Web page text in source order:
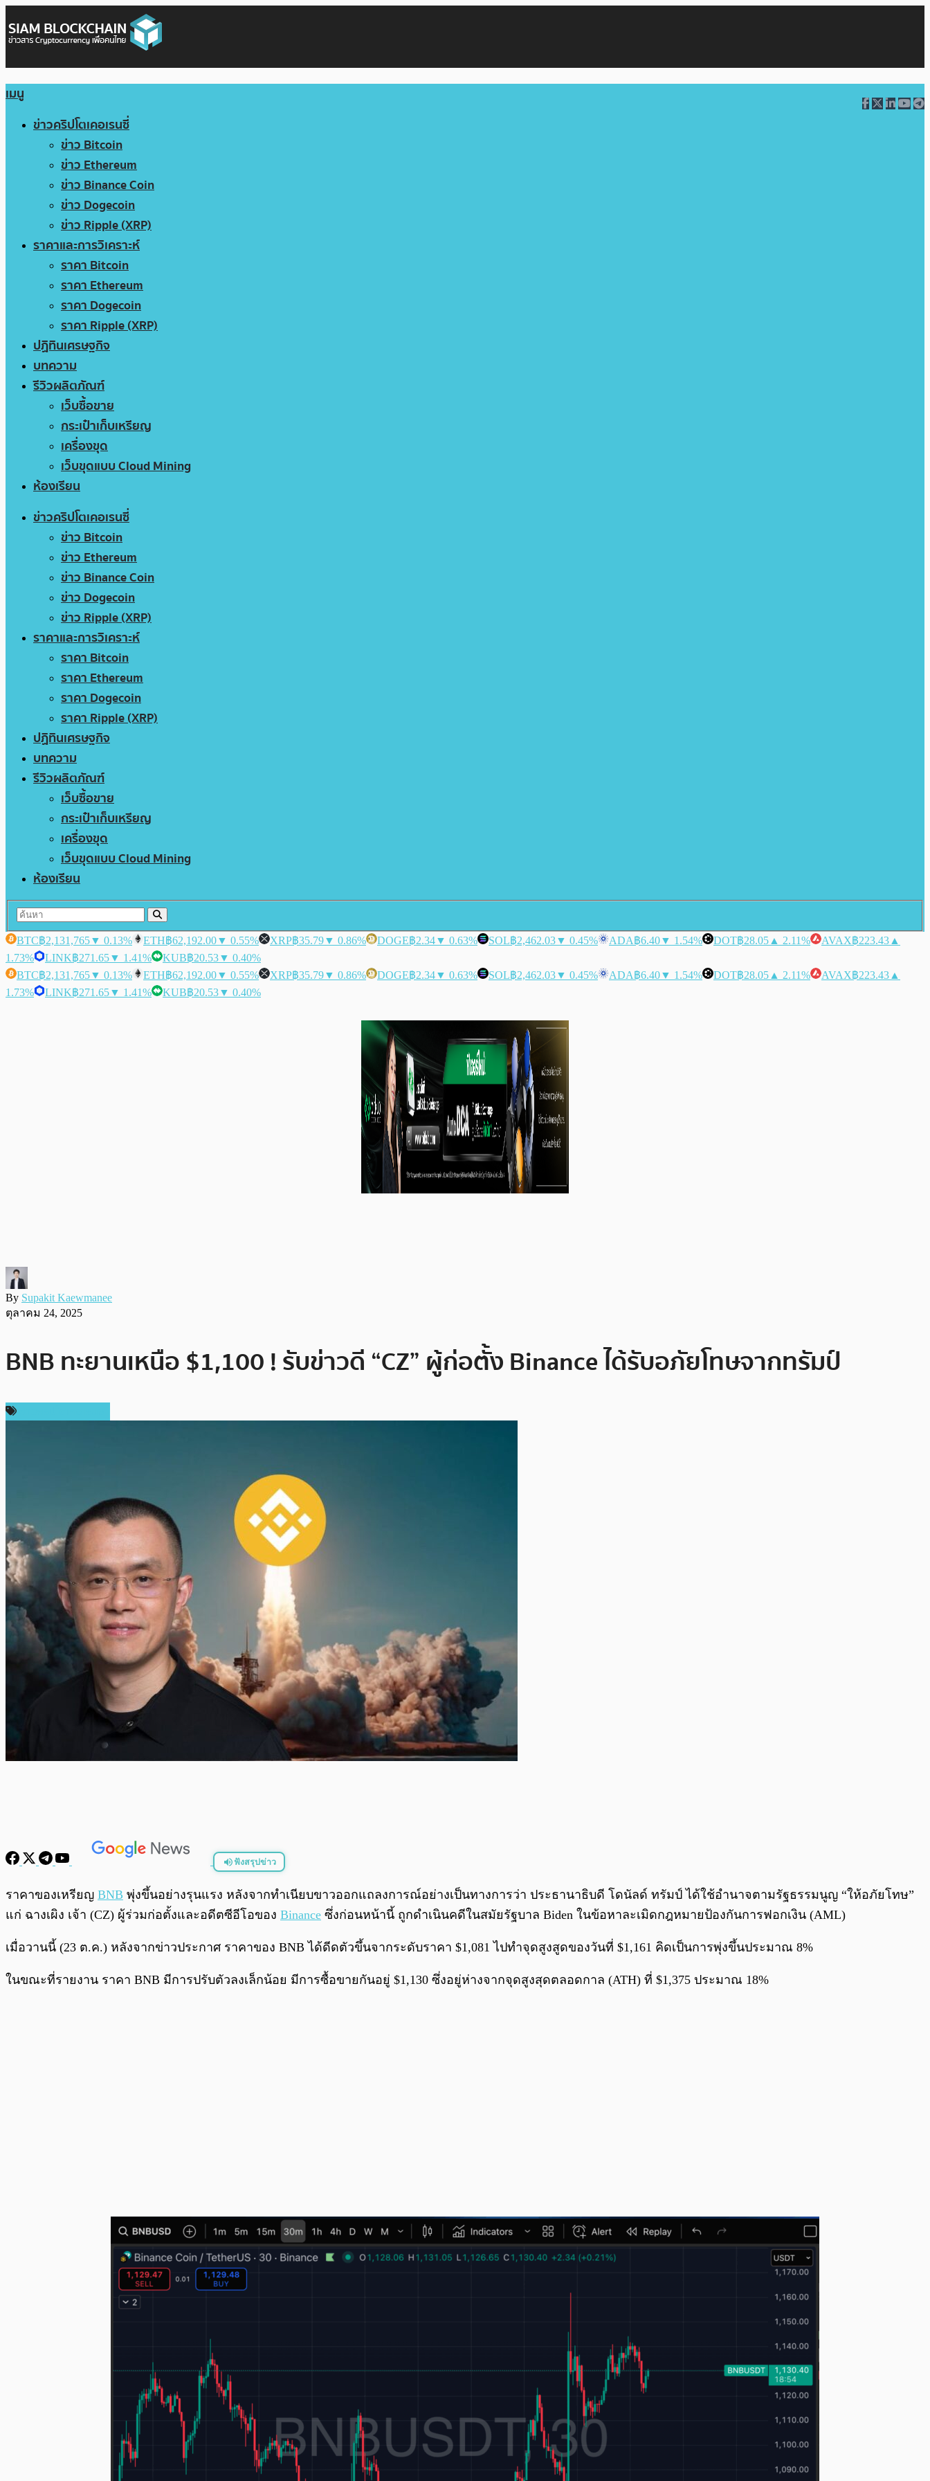
เมนู
ข่าวคริปโตเคอเรนซี่
ข่าว Bitcoin
ข่าว Ethereum
ข่าว Binance Coin
ข่าว Dogecoin
ข่าว Ripple (XRP)
ราคาและการวิเคราะห์
ราคา Bitcoin
ราคา Ethereum
ราคา Dogecoin
ราคา Ripple (XRP)
ปฏิทินเศรษฐกิจ
บทความ
รีวิวผลิตภัณฑ์
เว็บซื้อขาย
กระเป๋าเก็บเหรียญ
เครื่องขุด
เว็บขุดแบบ Cloud Mining
ห้องเรียน
ข่าวคริปโตเคอเรนซี่
ข่าว Bitcoin
ข่าว Ethereum
ข่าว Binance Coin
ข่าว Dogecoin
ข่าว Ripple (XRP)
ราคาและการวิเคราะห์
ราคา Bitcoin
ราคา Ethereum
ราคา Dogecoin
ราคา Ripple (XRP)
ปฏิทินเศรษฐกิจ
บทความ
รีวิวผลิตภัณฑ์
เว็บซื้อขาย
กระเป๋าเก็บเหรียญ
เครื่องขุด
เว็บขุดแบบ Cloud Mining
ห้องเรียน
BTC฿2,131,765▼ 0.13% ETH฿62,192.00▼ 0.55% XRP฿35.79▼ 0.86% DOGE฿2.34▼ 0.63% SOL฿2,462.03▼ 0.45% ADA฿6.40▼ 1.54% DOT฿28.05 ▲ 2.11% AVAX฿223.43 ▲
1.73%
LINK฿271.65▼ 1.41% KUB฿20.53▼ 0.40%
BTC฿2,131,765▼ 0.13% ETH฿62,192.00▼ 0.55% XRP฿35.79▼ 0.86% DOGE฿2.34▼ 0.63% SOL฿2,462.03▼ 0.45% ADA฿6.40▼ 1.54% DOT฿28.05 ▲ 2.11% AVAX฿223.43 ▲
1.73%
LINK฿271.65▼ 1.41% KUB฿20.53▼ 0.40%
By Supakit Kaewmanee
ตุลาคม 24, 2025
BNB ทะยานเหนือ $1,100 ! รับข่าวดี “CZ” ผู้ก่อตั้ง Binance ได้รับอภัยโทษจากทรัมป์
ฟังสรุปข่าว
พร้อมเล่น 0:00/0:00
ราคาของเหรียญ BNB พุ่งขึ้นอย่างรุนแรง หลังจากทำเนียบขาวออกแถลงการณ์อย่างเป็นทางการว่า ประธานาธิบดี โดนัลด์ ทรัมป์ ได้ใช้อำนาจตามรัฐธรรมนูญ “ให้อภัยโทษ”
แก่ ฉางเผิง เจ้า (CZ) ผู้ร่วมก่อตั้งและอดีตซีอีโอของ Binance ซึ่งก่อนหน้านี้ ถูกดำเนินคดีในสมัยรัฐบาล Biden ในข้อหาละเมิดกฎหมายป้องกันการฟอกเงิน (AML)
เมื่อวานนี้ (23 ต.ค.) หลังจากข่าวประกาศ ราคาของ BNB ได้ดีดตัวขึ้นจากระดับราคา $1,081 ไปทำจุดสูงสูดของวันที่ $1,161 คิดเป็นการพุ่งขึ้นประมาณ 8%
ในขณะที่รายงาน ราคา BNB มีการปรับตัวลงเล็กน้อย มีการซื้อขายกันอยู่ $1,130 ซึ่งอยู่ห่างจากจุดสูงสุดตลอดกาล (ATH) ที่ $1,375 ประมาณ 18%